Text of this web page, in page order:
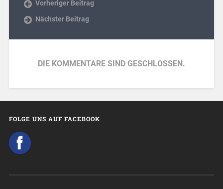
Vorheriger Beitrag
Nächster Beitrag
DIE KOMMENTARE SIND GESCHLOSSEN.
FOLGE UNS AUF FACEBOOK